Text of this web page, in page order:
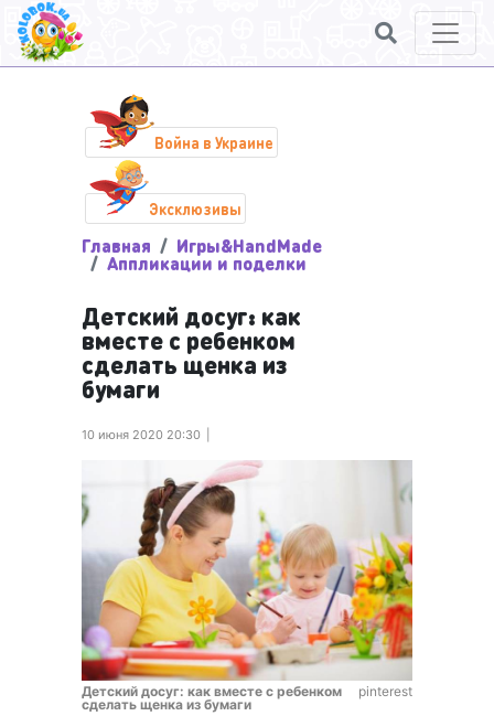
Война в Украине
Эксклюзивы
Главная Игры&HandMade
Аппликации и поделки
Детский досуг: как
вместе с ребенком
сделать щенка из
бумаги
10 июня 2020 20:30
Детский досуг: как вместе с ребенком
сделать щенка из бумаги
pinterest